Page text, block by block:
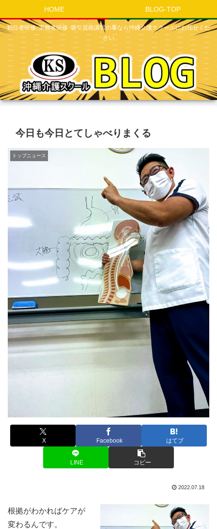
初任者研修･実務者研修･吸引資格講習の事なら沖縄介護スクールにお任せくだ
さい
HOME BLOG-TOP
今日も今日とてしゃべりまくる
トップニュース
X Facebook はてブ
LINE コピー
2022.07.18
根拠がわかればケアが
変わるんです。